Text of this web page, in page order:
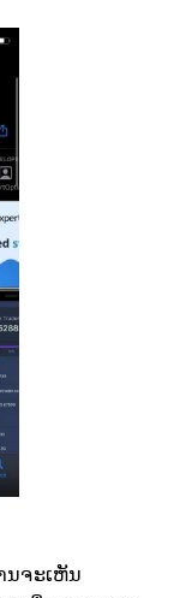
ນຈະເຫັນ